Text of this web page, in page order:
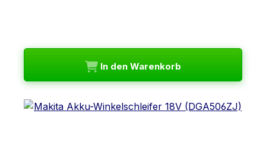
In den Warenkorb